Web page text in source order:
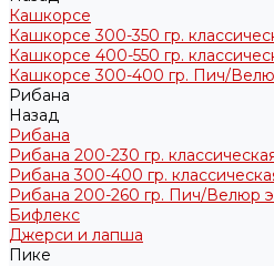
Кашкорсе
Кашкорсе 300-350 гр.
Кашкорсе 400-550 гр.
Кашкорсе 300-400 гр. Пич/
Рибана
Назад
Рибана
Рибана 200-230 гр.
Рибана 300-400 гр.
Рибана 200-260 гр. Пич/Велюр
Бифлекс
Джерси и лапша
Пике